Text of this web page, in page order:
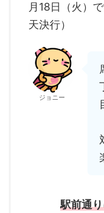
月18日（火）
天決行）
ジョニー
駅前通